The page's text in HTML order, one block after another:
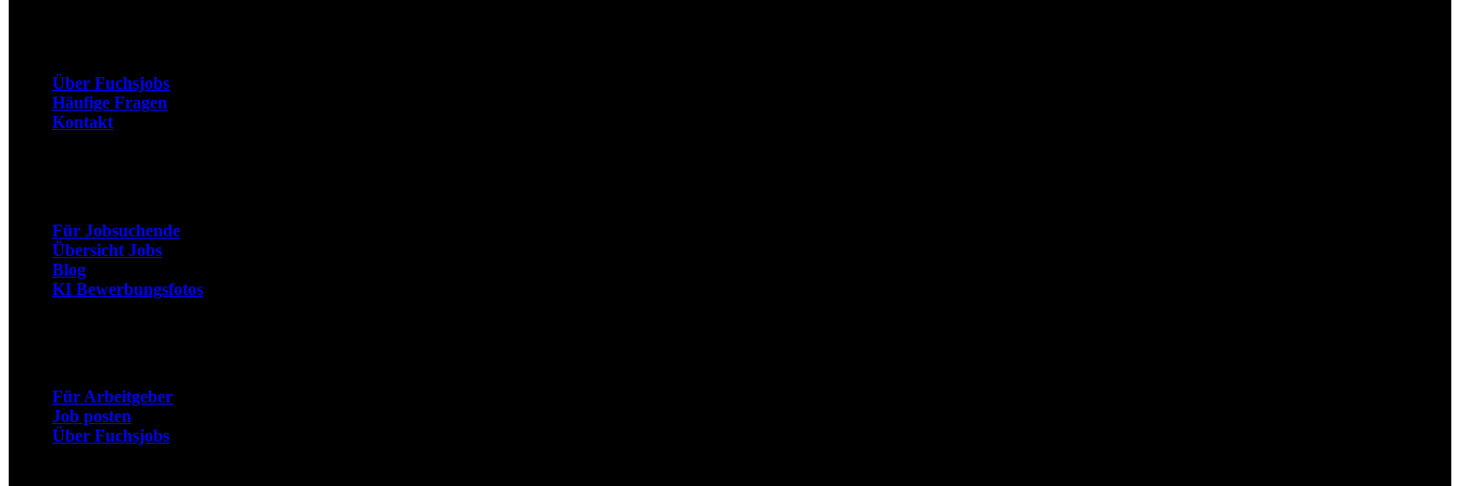
Über Fuchsjobs
Häufige Fragen
Kontakt
Für Jobsuchende
Übersicht Jobs
Blog
KI Bewerbungsfotos
Für Arbeitgeber
Job posten
Über Fuchsjobs